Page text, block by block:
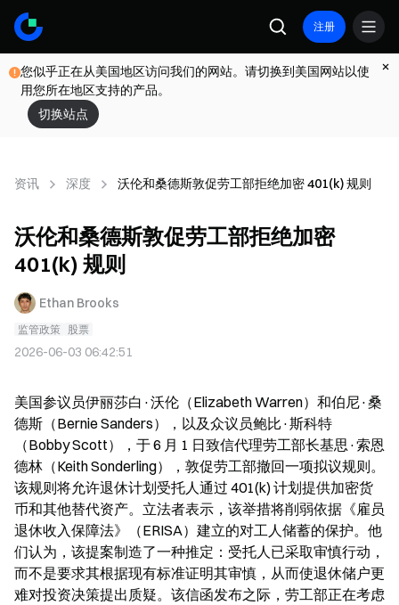
注册
您似乎正在从美国地区访问我们的网站。请切换到美国网站以使
用您所在地区支持的产品。
切换站点
资讯 深度 沃伦和桑德斯敦促劳工部拒绝加密 401(k) 规则
沃伦和桑德斯敦促劳工部拒绝加密
401(k) 规则
Ethan Brooks
监管政策 股票
2026-06-03 06:42:51
美国参议员伊丽莎白·沃伦（Elizabeth Warren）和伯尼·桑
德斯（Bernie Sanders），以及众议员鲍比·斯科特
（Bobby Scott），于 6 月 1 日致信代理劳工部长基思·索恩
德林（Keith Sonderling），敦促劳工部撤回一项拟议规则。
该规则将允许退休计划受托人通过 401(k) 计划提供加密货
币和其他替代资产。立法者表示，该举措将削弱依据《雇员
退休收入保障法》（ERISA）建立的对工人储蓄的保护。他
们认为，该提案制造了一种推定：受托人已采取审慎行动，
而不是要求其根据现有标准证明其审慎，从而使退休储户更
难对投资决策提出质疑。该信函发布之际，劳工部正在考虑